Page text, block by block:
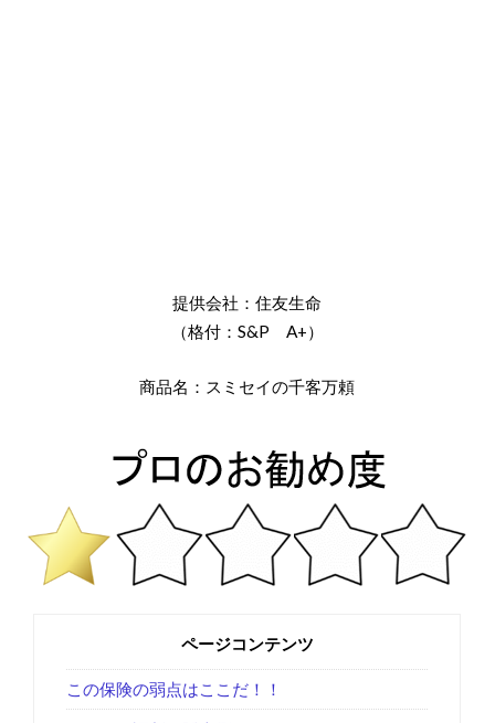
提供会社：住友生命
（格付：S&P A+）
商品名：スミセイの千客万頼
ページコンテンツ
この保険の弱点はここだ！！